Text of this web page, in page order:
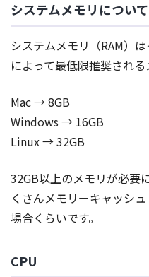
システムメモリについて
システムメモリ（RAM）
によって最低限推奨される
Mac → 8GB
Windows → 16GB
Linux → 32GB
32GB以上のメモリが必要
くさんメモリーキャッシ
場合くらいです。
CPU